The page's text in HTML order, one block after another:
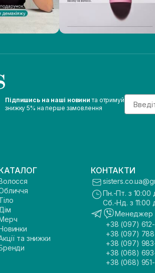
Підпишись на наші новини та отримуй
знижку 5% на перше замовлення
Email
та знижки
КОНТАКТИ
Пн.-Пт. з 10:00
Сб.-Нд. з 11:00
Менеджер
+38 (097)
+38 (097)
+38 (097)
+38 (068)
+38 (068)